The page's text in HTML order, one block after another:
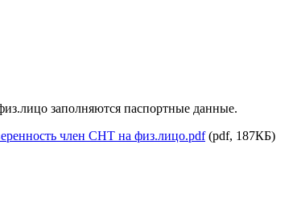
заполняются паспортные данные.
член СНТ на физ.лицо.pdf(pdf, 187КБ)